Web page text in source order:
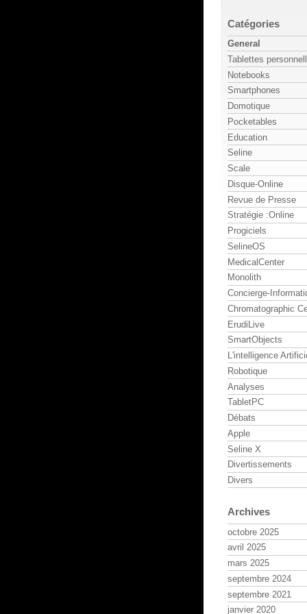
Catégories
General
Tablettes
Notebooks
Smartphones
Domotique
Pocketables
Education
Seline
Scale
Disque-Online
Revue de Presse
Stratégie :Online
Progiciels
SelineOS
MedicalCenter
Monolith
Concierge-
Chromatographic
ErudiLive
SmartObjects
L'intelligence
Robotique
Analyses
TabletPC
Débats
Apple
Seline X
Divertissements
Divers
Archives
octobre 2025
avril 2025
mars 2025
septembre 2024
septembre 2021
janvier 2020